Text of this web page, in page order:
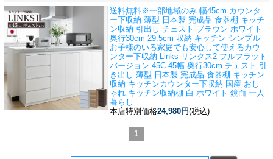
送料無料※一部地域のみ 幅45cm カウンタ
ー下収納 薄型 日本製 完成品 食器棚 キッチ
ン収納 引出し チェスト ブラウン ホワイト
奥行30cm 29.5cm 収納 キッチン シンプル
お子様のいる家庭でも安心して使えるカウ
ンター下収納 Links リンクス2 フルフラット
バージョン 45C 45幅 奥行30cm チェスト 引
き出し 薄型 日本製 完成品 食器棚 キッチン
収納 キッチンカウンター下収納 国産 おし
ゃれ キッチン収納棚 白 ホワイト 鏡面 一人
暮らし
本店特別価格24,980円(税込)
1